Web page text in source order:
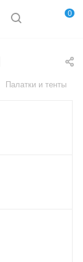
0
Палатки и тенты